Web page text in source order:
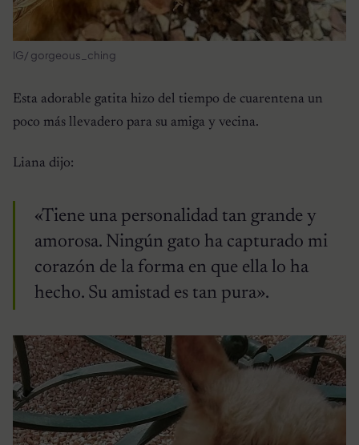
IG/ gorgeous_ching
Esta adorable gatita hizo del tiempo de cuarentena un
poco más llevadero para su amiga y vecina.
Liana dijo:
«Tiene una personalidad tan grande y
amorosa. Ningún gato ha capturado mi
corazón de la forma en que ella lo ha
hecho. Su amistad es tan pura».